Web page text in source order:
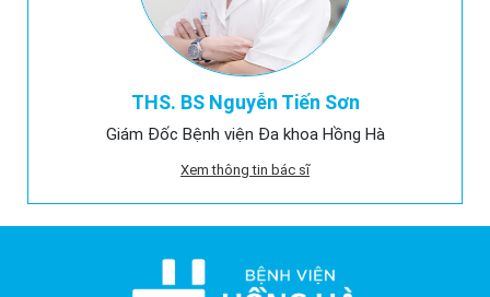
THS. BS Nguyễn Tiến Sơn
Giám Đốc Bệnh viện Đa khoa Hồng Hà
Xem thông tin bác sĩ